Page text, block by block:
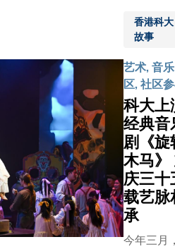
香港科大
故事
艺术, 音
区, 社区
科大上
经典音
剧《旋
木马》
庆三十
载艺脉
承
今年三月